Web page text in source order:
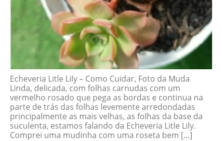
Echeveria Litle Lily – Como Cuidar, Foto da Muda
Linda, delicada, com folhas carnudas com um
vermelho rosado que pega as bordas e continua na
parte de trás das folhas levemente arredondadas
principalmente as mais velhas, as folhas da base da
suculenta, estamos falando da Echeveria Litle Lily.
Comprei uma mudinha com uma roseta bem […]